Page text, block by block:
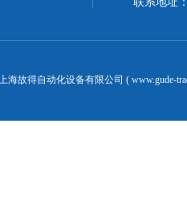
海故得自动化设备有限公司 ( www.gude-